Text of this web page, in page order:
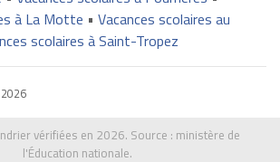
à La Motte • Vacances scolaires au
scolaires à Saint-Tropez
vérifiées en 2026. Source : ministère de
l'Éducation nationale.